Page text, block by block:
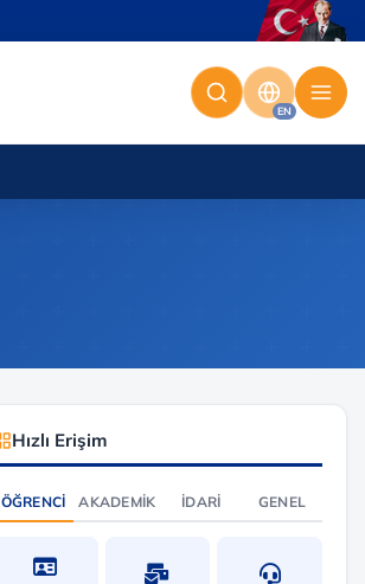
EN
Hızlı Erişim
ÖĞRENCI AKADEMIK İDARI GENEL